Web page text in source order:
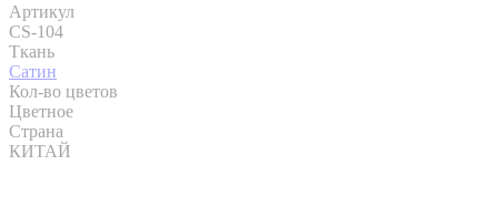
Артикул
CS-104
Ткань
Сатин
Кол-во цветов
Цветное
Страна
КИТАЙ